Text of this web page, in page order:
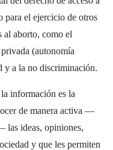
para el ejercicio de otros
al aborto, como el
(autonomía
y a la no discriminación.
información es la
de manera activa —
ideas, opiniones,
y que les permiten